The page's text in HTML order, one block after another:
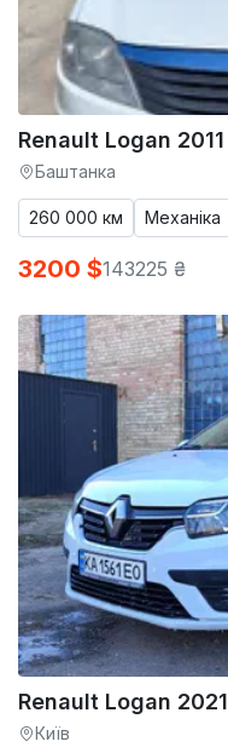
Renault Logan 2011
Баштанка
260 000 км Механіка
3200 $143225 ₴
Renault Logan 2021
Київ